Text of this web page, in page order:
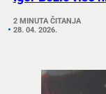
2 MINUTA ČITANJA
28. 04. 2026.